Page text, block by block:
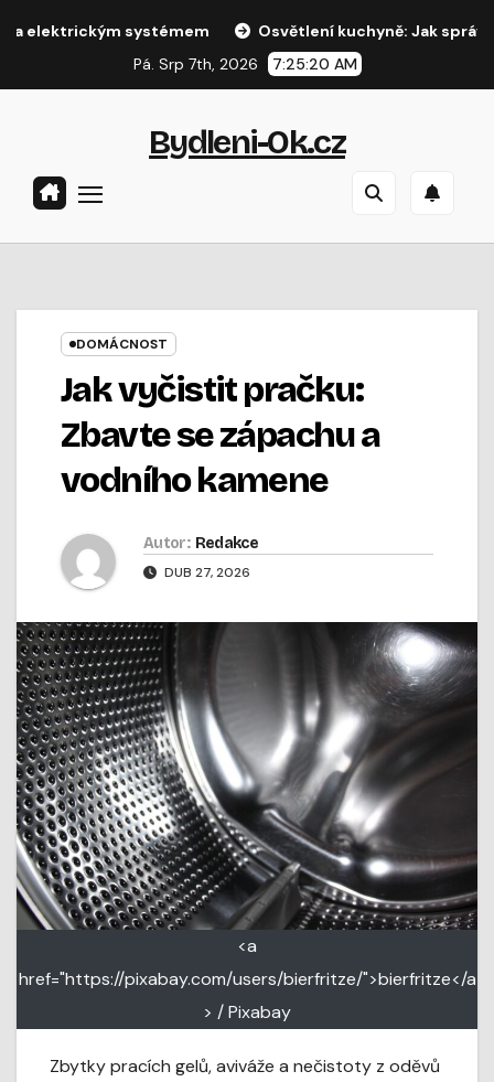
systémem
Osvětlení kuchyně: Jak správně
Pá. Srp 7th, 2026
7:25:20 AM
Bydleni-Ok.cz
DOMÁCNOST
Jak vyčistit pračku:
Zbavte se zápachu a
vodního kamene
Autor: Redakce
DUB 27, 2026
<a
href="https://pixabay.com/users/bierfritze/">bierfritze</a
> / Pixabay
Zbytky pracích gelů, aviváže a nečistoty z oděvů